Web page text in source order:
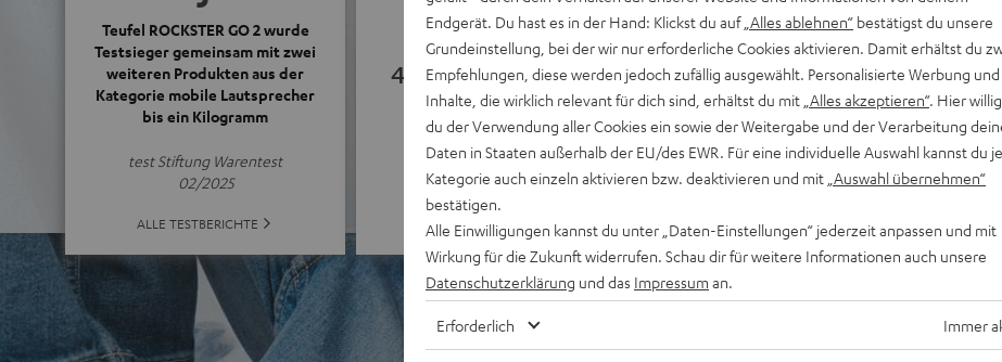
Teufel ROCKSTER GO 2 wurde
Testsieger gemeinsam mit zwei
weiteren Produkten aus der
Kategorie mobile Lautsprecher
bis ein Kilogramm
test Stiftung Warentest
02/2025
ALLE TESTBERICHTE
4.59
(4.59 von 5 bei 118 Bewertungen)
ALLE BEWERTUNGEN
Endgerät. Du hast es in der Hand: Klickst du auf „Alles ablehnen“ bestätigst du unsere
Grundeinstellung, bei der wir nur erforderliche Cookies aktivieren. Damit erhältst du
Empfehlungen, diese werden jedoch zufällig ausgewählt. Personalisierte Werbung und
Inhalte, die wirklich relevant für dich sind, erhältst du mit „Alles akzeptieren“. Hier
du der Verwendung aller Cookies ein sowie der Weitergabe und der Verarbeitung
Daten in Staaten außerhalb der EU/des EWR. Für eine individuelle Auswahl kannst du
Kategorie auch einzeln aktivieren bzw. deaktivieren und mit „Auswahl übernehmen“
bestätigen.
Alle Einwilligungen kannst du unter „Daten-Einstellungen“ jederzeit anpassen und mit
Wirkung für die Zukunft widerrufen. Schau dir für weitere Informationen auch unsere
Datenschutzerklärung und das Impressum an.
Erforderlich Immer